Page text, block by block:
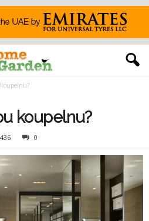
koupelnu?
0